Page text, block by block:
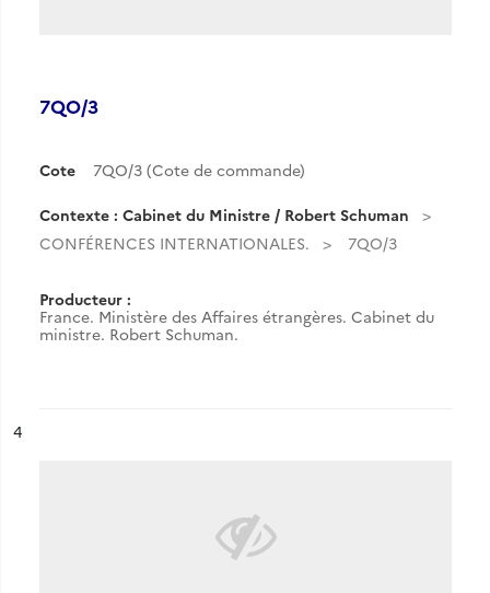
7QO/3
Cote 7QO/3 (Cote de commande)
Contexte : Cabinet du Ministre / Robert Schuman
CONFÉRENCES INTERNATIONALES.
7QO/3
Producteur :
France. Ministère des Affaires étrangères. Cabinet du
ministre. Robert Schuman.
n°
4